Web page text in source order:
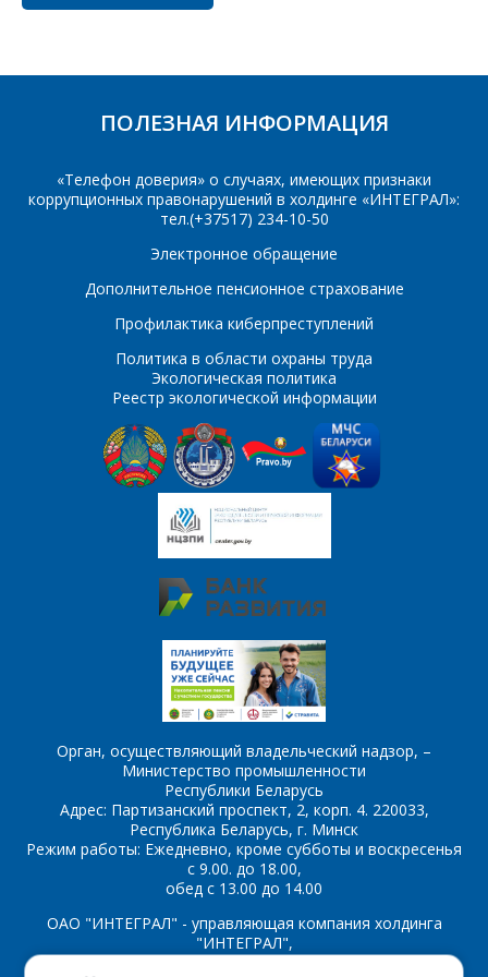
ПОИСК
ПОЛЕЗНАЯ ИНФОРМАЦИЯ
«Телефон доверия» о случаях, имеющих признаки
коррупционных правонарушений в холдинге «ИНТЕГРАЛ»:
тел.(+37517) 234-10-50
Электронное обращение
Дополнительное пенсионное страхование
Профилактика киберпреступлений
Политика в области охраны труда
Экологическая политика
Реестр экологической информации
Орган, осуществляющий владельческий надзор, –
Министерство промышленности
Республики Беларусь
Адрес: Партизанский проспект, 2, корп. 4. 220033,
Республика Беларусь, г. Минск
Режим работы: Ежедневно, кроме субботы и воскресенья
с 9.00. до 18.00,
обед с 13.00 до 14.00
ОАО "ИНТЕГРАЛ" - управляющая компания холдинга
"ИНТЕГРАЛ",
Телефон*
E-mail*
Интересующий товар/
услуга, их количество
*
Комментарий*
*- обязательные
поля
ОТПРАВИТЬ
E-mail
услуга
Сообщение*
Я согласен на
обработку
персональных данных
- обязательные
поля
ОТПРАВИТЬ